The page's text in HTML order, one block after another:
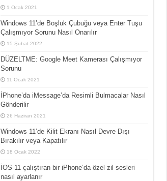
1 Ocak 2021
Windows 11’de Boşluk Çubuğu veya Enter Tuşu
Çalışmıyor Sorunu Nasıl Onarılır
15 Şubat 2022
DÜZELTME: Google Meet Kamerası Çalışmıyor
Sorunu
11 Ocak 2021
İPhone’da iMessage’da Resimli Bulmacalar Nasıl
Gönderilir
26 Haziran 2021
Windows 11’de Kilit Ekranı Nasıl Devre Dışı
Bırakılır veya Kapatılır
18 Ocak 2022
İOS 11 çalıştıran bir iPhone’da özel zil sesleri
nasıl ayarlanır